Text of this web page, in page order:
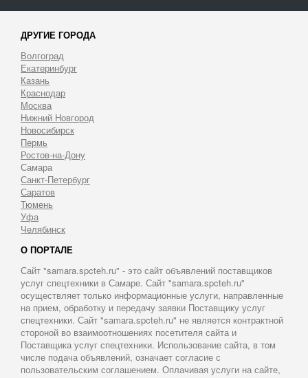
ДРУГИЕ ГОРОДА
Волгоград
Екатеринбург
Казань
Краснодар
Москва
Нижний Новгород
Новосибирск
Пермь
Ростов-на-Дону
Самара
Санкт-Петербург
Саратов
Тюмень
Уфа
Челябинск
О ПОРТАЛЕ
Сайт "samara.spcteh.ru" - это сайт объявлений поставщиков
услуг спецтехники в Самаре. Сайт "samara.spcteh.ru"
осуществляет только информационные услуги, направленные
на прием, обработку и передачу заявки Поставщику услуг
спецтехники. Сайт "samara.spcteh.ru" не является контрактной
стороной во взаимоотношениях посетителя сайта и
Поставщика услуг спецтехники. Использование сайта, в том
числе подача объявлений, означает согласие с
пользовательским соглашением. Оплачивая услуги на сайте,